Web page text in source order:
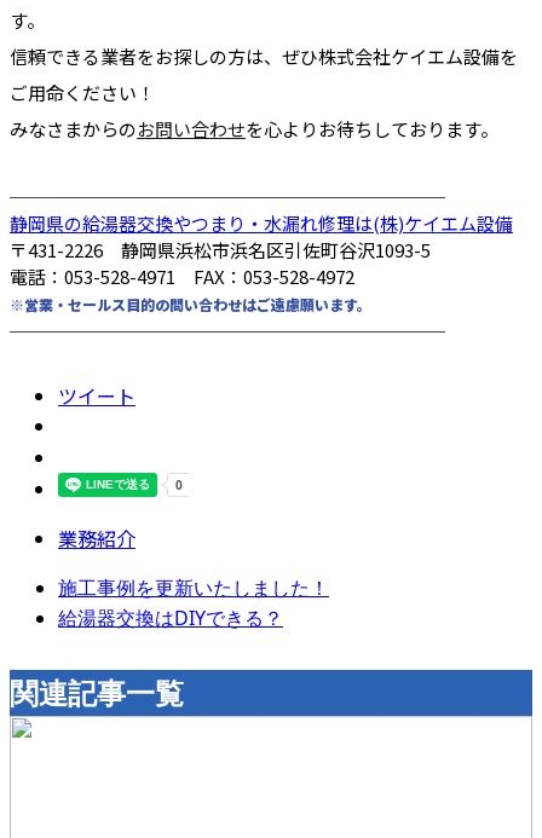
す。
信頼できる業者をお探しの方は、ぜひ株式会社ケイエム設備を
ご用命ください！
みなさまからのお問い合わせを心よりお待ちしております。
────────────────────────
静岡県の給湯器交換やつまり・水漏れ修理は(株)ケイエム設備
〒431-2226 静岡県浜松市浜名区引佐町谷沢1093-5
電話：053-528-4971 FAX：053-528-4972
※営業・セールス目的の問い合わせはご遠慮願います。
────────────────────────
ツイート
業務紹介
施工事例を更新いたしました！
給湯器交換はDIYできる？
関連記事一覧